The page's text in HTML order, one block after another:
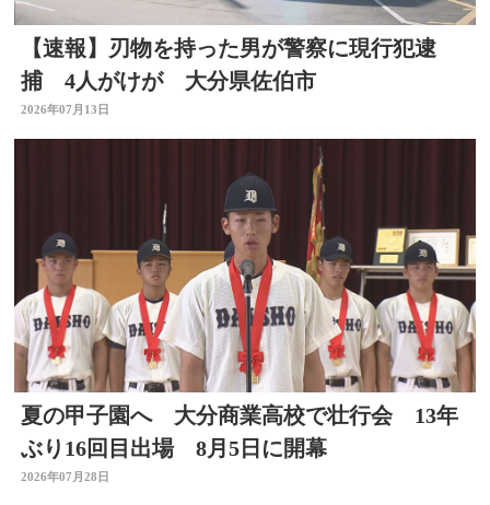
【速報】刃物を持った男が警察に現行犯逮
捕 4人がけが 大分県佐伯市
2026年07月13日
夏の甲子園へ 大分商業高校で壮行会 13年
ぶり16回目出場 8月5日に開幕
2026年07月28日